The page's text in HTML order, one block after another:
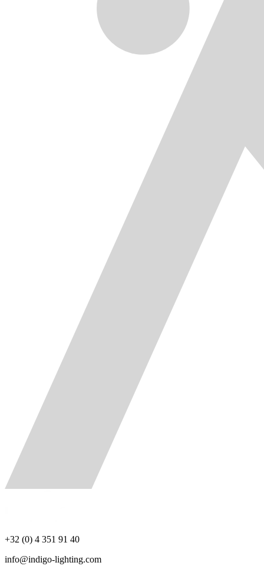
+32 (0) 4 351 91 40
info@indigo-lighting.com